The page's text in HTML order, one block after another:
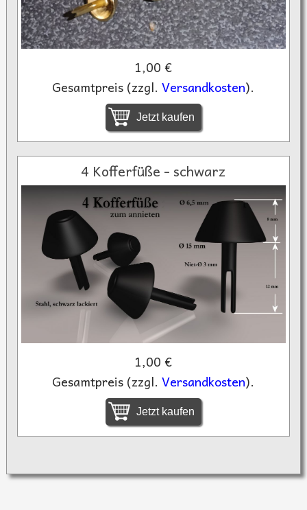
1,00 €
Gesamtpreis (zzgl.Versandkosten).
Jetzt kaufen
4 Kofferfüße - schwarz
1,00 €
Gesamtpreis (zzgl.Versandkosten).
Jetzt kaufen